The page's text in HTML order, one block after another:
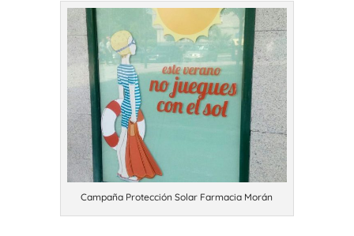
Campaña Protección Solar Farmacia Morán